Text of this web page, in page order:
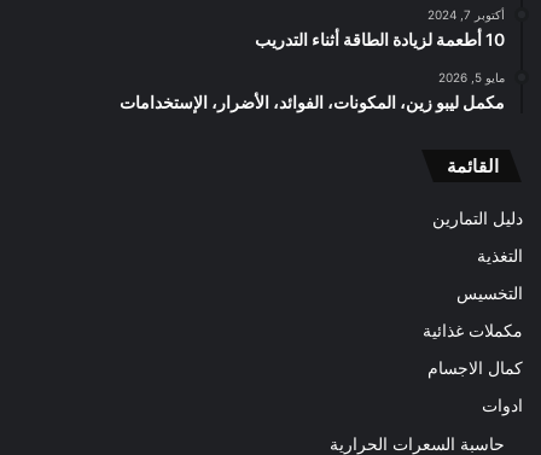
أكتوبر 7, 2024
10 أطعمة لزيادة الطاقة أثناء التدريب
مايو 5, 2026
مكمل ليبو زين، المكونات، الفوائد، الأضرار، الإستخدامات
القائمة
دليل التمارين
التغذية
التخسيس
مكملات غذائية
كمال الاجسام
ادوات
حاسبة السعرات الحرارية